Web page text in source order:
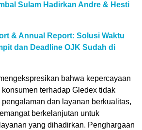
Sulam Hadirkan Andre & Hesti
& Annual Report: Solusi Waktu
dan Deadline OJK Sudah di
bahwa kepercayaan
terhadap Gledex tidak
dan layanan berkualitas,
berkelanjutan untuk
yang dihadirkan. Penghargaan